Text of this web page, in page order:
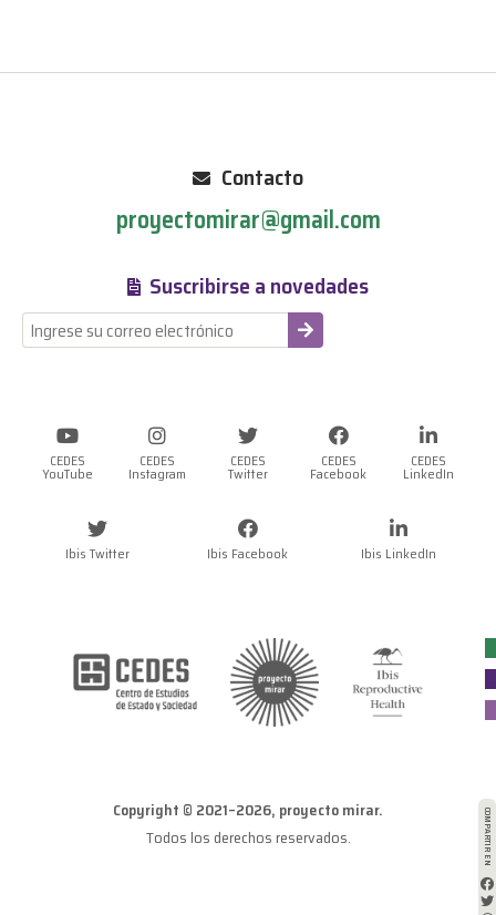
Contacto
proyectomirar@gmail.com
Suscribirse a novedades
-
CEDES
YouTube
CEDES
Instagram
CEDES
Twitter
CEDES
Facebook
CEDES
LinkedIn
Ibis Twitter Ibis Facebook Ibis LinkedIn
Copyright © 2021–2026, proyecto mirar.
Todos los derechos reservados.
COMPARTIR EN